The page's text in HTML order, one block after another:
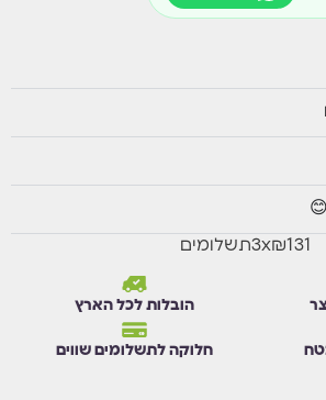
₪131
x
3תשלומים
הובלות לכל הארץ
חלוקה לתשלומים שווים